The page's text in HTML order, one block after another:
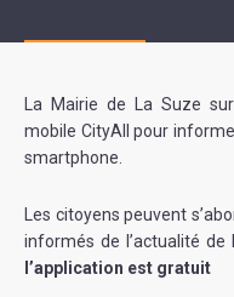
La Mairie de La Suze
mobile CityAll pour
smartphone.
Les citoyens peuvent
informés de l’actualité de
l’application est gratuit